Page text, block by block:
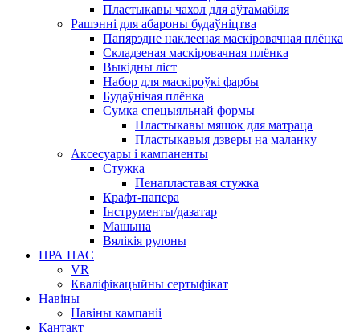
Пластыкавы чахол для аўтамабіля
Рашэнні для абароны будаўніцтва
Папярэдне наклееная маскіровачная плёнка
Складзеная маскіровачная плёнка
Выкідны ліст
Набор для маскіроўкі фарбы
Будаўнічая плёнка
Сумка спецыяльнай формы
Пластыкавы мяшок для матраца
Пластыкавыя дзверы на маланку
Аксесуары і кампаненты
Стужка
Пенапластавая стужка
Крафт-папера
Інструменты/дазатар
Машына
Вялікія рулоны
ПРА НАС
VR
Кваліфікацыйны сертыфікат
Навіны
Навіны кампаніі
Кантакт